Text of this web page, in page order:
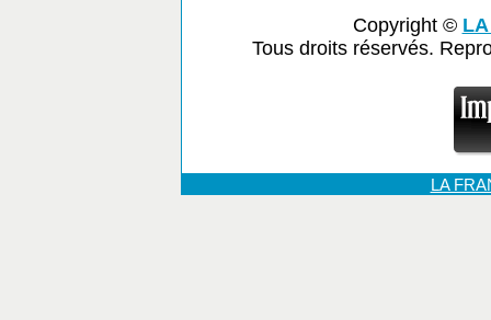
Copyright ©
Tous droits réservés.
LA